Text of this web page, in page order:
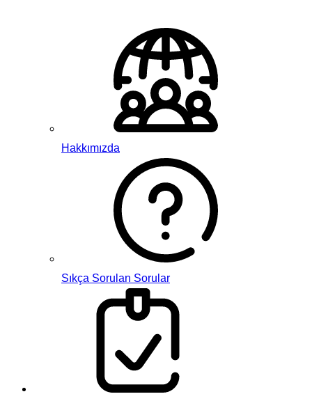
Hakkımızda
Sıkça Sorulan Sorular